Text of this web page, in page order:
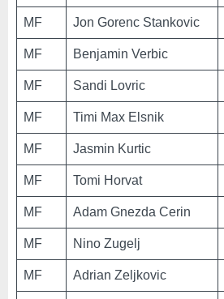
MF Jon Gorenc Stankovic
MF Benjamin Verbic
MF Sandi Lovric
MF Timi Max Elsnik
MF Jasmin Kurtic
MF Tomi Horvat
MF Adam Gnezda Cerin
MF Nino Zugelj
MF Adrian Zeljkovic